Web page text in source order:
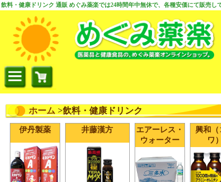
飲料・健康ドリンク 通販 めぐみ薬楽では24時間年中無休で、各種安価にて販売し
ホーム >飲料・健康ドリンク
伊丹製薬 井藤漢方
エアーレス・
ウォーター
興和（
ワ